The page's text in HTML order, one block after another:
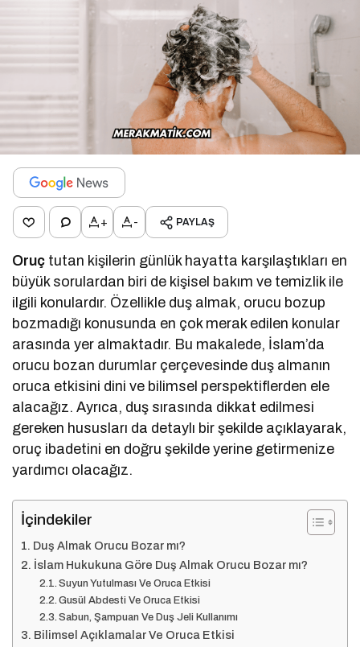
+ - PAYLAŞ
Oruç tutan kişilerin günlük hayatta karşılaştıkları en
büyük sorulardan biri de kişisel bakım ve temizlik ile
ilgili konulardır. Özellikle duş almak, orucu bozup
bozmadığı konusunda en çok merak edilen konular
arasında yer almaktadır. Bu makalede, İslam’da
orucu bozan durumlar çerçevesinde duş almanın
oruca etkisini dini ve bilimsel perspektiflerden ele
alacağız. Ayrıca, duş sırasında dikkat edilmesi
gereken hususları da detaylı bir şekilde açıklayarak,
oruç ibadetini en doğru şekilde yerine getirmenize
yardımcı olacağız.
İçindekiler
Duş Almak Orucu Bozar mı?
İslam Hukukuna Göre Duş Almak Orucu Bozar mı?
Suyun Yutulması Ve Oruca Etkisi
Gusül Abdesti Ve Oruca Etkisi
Sabun, Şampuan Ve Duş Jeli Kullanımı
Bilimsel Açıklamalar Ve Oruca Etkisi